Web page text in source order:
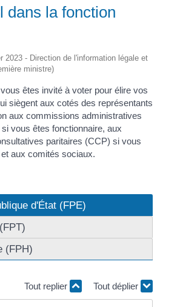
dans la fonction
2023 - Direction de l'information légale et
ministre)
êtes invité à voter pour élire vos
siègent aux cotés des représentants
aux commissions administratives
vous êtes fonctionnaire, aux
paritaires (CCP) si vous
aux comités sociaux.
d'État (FPE)
(FPH)
Tout replier Tout déplier